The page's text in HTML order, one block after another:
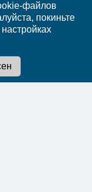
файлов
покиньте